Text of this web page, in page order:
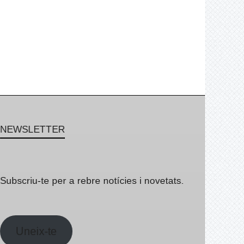
NEWSLETTER
Subscriu-te per a rebre notícies i novetats.
Uneix-te